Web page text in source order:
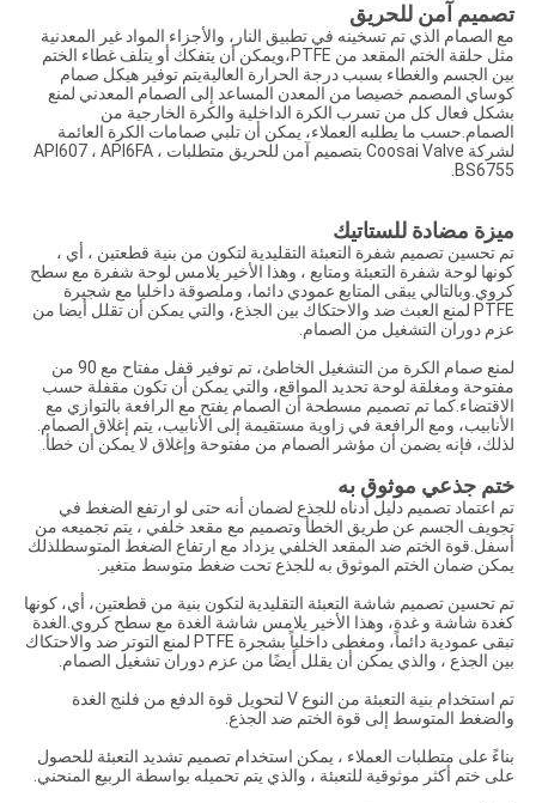
تصميم آمن للحريق
مع الصمام الذي تم تسخينه في تطبيق النار، والأجزاء المواد غير المعدنية
مثل حلقة الختم المقعد من PTFE،ويمكن أن يتفكك أو يتلف غطاء الختم
بين الجسم والغطاء بسبب درجة الحرارة العاليةيتم توفير هيكل صمام
كوساي المصمم خصيصا من المعدن المساعد إلى الصمام المعدني لمنع
بشكل فعال كل من تسرب الكرة الداخلية والكرة الخارجية من
الصمام.حسب ما يطلبه العملاء، يمكن أن تلبي صمامات الكرة العائمة
لشركة Coosai Valve بتصميم آمن للحريق متطلبات API607 ، API6FA ،
BS6755.
ميزة مضادة للستاتيك
تم تحسين تصميم شفرة التعبئة التقليدية لتكون من بنية قطعتين ، أي ،
كونها لوحة شفرة التعبئة ومتابع ، وهذا الأخير يلامس لوحة شفرة مع سطح
كروي.وبالتالي يبقى المتابع عمودي دائما، وملصوقة داخليا مع شجيرة
PTFE لمنع العبث ضد والاحتكاك بين الجذع، والتي يمكن أن تقلل أيضا من
عزم دوران التشغيل من الصمام.
لمنع صمام الكرة من التشغيل الخاطئ، تم توفير قفل مفتاح مع 90 من
مفتوحة ومغلقة لوحة تحديد المواقع، والتي يمكن أن تكون مقفلة حسب
الاقتضاء.كما تم تصميم مسطحة أن الصمام يفتح مع الرافعة بالتوازي مع
الأنابيب، ومع الرافعة في زاوية مستقيمة إلى الأنابيب، يتم إغلاق الصمام.
لذلك، فإنه يضمن أن مؤشر الصمام من مفتوحة وإغلاق لا يمكن أن خطأ.
ختم جذعي موثوق به
تم اعتماد تصميم دليل أدناه للجذع لضمان أنه حتى لو ارتفع الضغط في
تجويف الجسم عن طريق الخطأ وتصميم مع مقعد خلفي ، يتم تجميعه من
أسفل.قوة الختم ضد المقعد الخلفي يزداد مع ارتفاع الضغط المتوسطلذلك
يمكن ضمان الختم الموثوق به للجذع تحت ضغط متوسط متغير.
تم تحسين تصميم شاشة التعبئة التقليدية لتكون بنية من قطعتين، أي، كونها
كغدة شاشة و غدة، وهذا الأخير يلامس شاشة الغدة مع سطح كروي.الغدة
تبقى عمودية دائماً، ومغطى داخلياً بشجرة PTFE لمنع التوتر ضد والاحتكاك
بين الجذع ، والذي يمكن أن يقلل أيضًا من عزم دوران تشغيل الصمام.
تم استخدام بنية التعبئة من النوع V لتحويل قوة الدفع من فلنج الغدة
والضغط المتوسط إلى قوة الختم ضد الجذع.
بناءً على متطلبات العملاء ، يمكن استخدام تصميم تشديد التعبئة للحصول
على ختم أكثر موثوقية للتعبئة ، والذي يتم تحميله بواسطة الربيع المنحني.